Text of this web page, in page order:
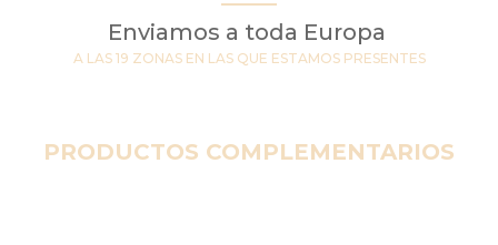
Enviamos a toda Europa
A LAS 19 ZONAS EN LAS QUE ESTAMOS PRESENTES
PRODUCTOS COMPLEMENTARIOS